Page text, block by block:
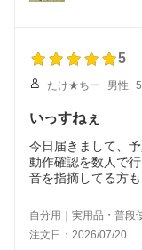
5
たけ★ちー 男性
いっすねぇ
今日届きまして、
動作確認を数人で
音を指摘してる方
ただ、贅沢言えば
自分用｜実用品・普段
注文日：2026/07/20